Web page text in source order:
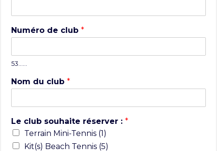
Numéro de club*
53……
Nom du club*
Le club souhaite réserver :*
Terrain Mini-Tennis (1)
Kit(s) Beach Tennis (5)